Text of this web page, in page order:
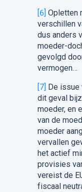
[6] Opletten
verschillen
dus anders
moeder-
gevolgd
vermogen…
[7] De issue
dit geval
moeder, en
van de
moeder
vervallen
het actief
provisies
vereist de
fiscaal